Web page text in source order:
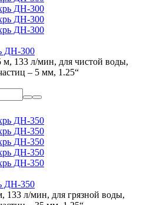
ДН-300
м, 133 л/мин, для чистой воды,
– 5 мм, 1.25“
ДН-350
133 л/мин, для грязной воды,